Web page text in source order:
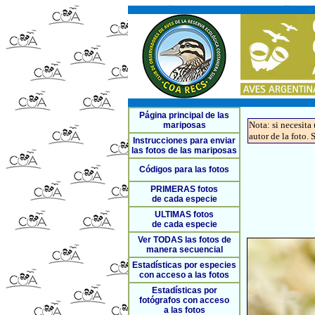
Página principal de las
mariposas
Instrucciones para enviar
las fotos de las mariposas
Códigos para las fotos
PRIMERAS fotos
de cada especie
ULTIMAS fotos
de cada especie
Ver TODAS las fotos de
manera secuencial
Estadísticas por especies
con acceso a las fotos
Estadísticas por
fotógrafos con acceso
a las fotos
Nota: si necesita
autor de la foto.